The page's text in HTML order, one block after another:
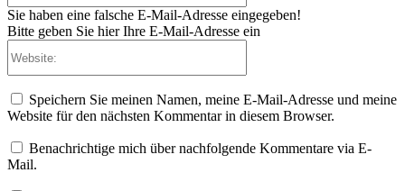
Sie haben eine falsche E-Mail-Adresse eingegeben!
Bitte geben Sie hier Ihre E-Mail-Adresse ein
Speichern Sie meinen Namen, meine E-Mail-Adresse und meine
Website für den nächsten Kommentar in diesem Browser.
Benachrichtige mich über nachfolgende Kommentare via E-
Mail.